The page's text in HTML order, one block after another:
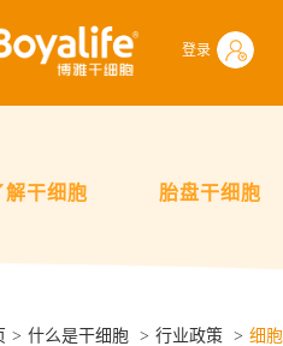
登录
解干细胞 胎盘干细胞
什么是干细胞 行业政策 细